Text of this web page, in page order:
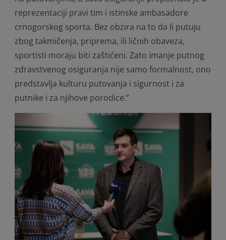
reprezentaciji pravi tim i istinske ambasadore
crnogorskog sporta. Bez obzira na to da li putuju
zbog takmičenja, priprema, ili ličnih obaveza,
sportisti moraju biti zaštićeni. Zato imanje putnog
zdravstvenog osiguranja nije samo formalnost, ono
predstavlja kulturu putovanja i sigurnost i za
putnike i za njihove porodice.”